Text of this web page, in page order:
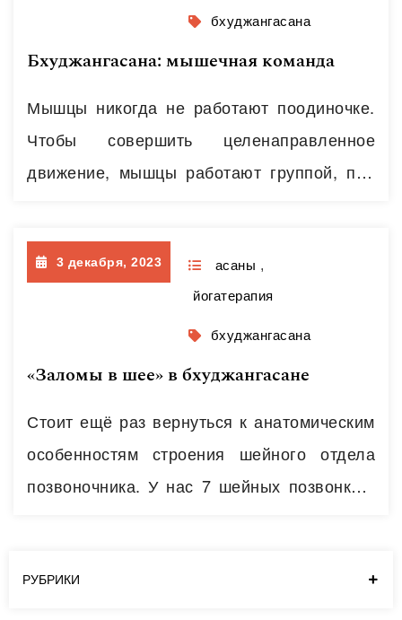
выполнении асаны – когда равномерно
натянутой остается вся задняя
прорабатываются через растяжение
мышцы…
Читать далее
бхуджангасана
Бхуджангасана: мышечная команда
Мышцы никогда не работают поодиночке.
Чтобы совершить целенаправленное
движение, мышцы работают группой, при
роль. В мышечной группе за направление
движения отвечает мышца-агонист, или
основная мышца движения. У неё есть
помощники, которые страхуют на случай
нехватки силы у этой мышцы – мышцы-
обеспечивает мышца-антагонист. Точность
движения…Читать далее
3 декабря, 2023 асаны ,
йогатерапия
бхуджангасана
«Заломы в шее» в бхуджангасане
Стоит ещё раз вернуться к анатомическим
особенностям строения шейного отдела
позвоночника. У нас 7 шейных позвонков.
отверстие. В совокупности отверстия
РУБРИКИ